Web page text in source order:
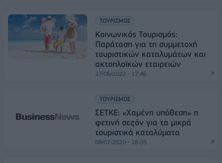
ΤΟΥΡΙΣΜΟΣ
Κοινωνικός Τουρισμός:
Παράταση για τη συμμετοχή
τουριστικών καταλυμάτων και
ακτοπλοϊκών εταιρειών
27/06/2022 - 17:46
ΤΟΥΡΙΣΜΟΣ
ΣΕΤΚΕ: «Χαμένη υπόθεση» η
φετινή σεζόν για τα μικρά
τουριστικά καταλύματα
08/07/2020 - 16:05